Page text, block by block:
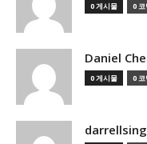
0 게시물 0
Daniel
0 게시물 0